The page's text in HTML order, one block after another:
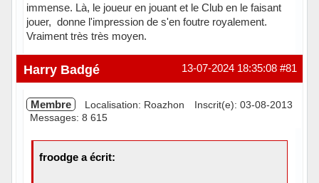
immense. Là, le joueur en jouant et le Club en le faisant
jouer, donne l'impression de s'en foutre royalement.
Vraiment très très moyen.
#81
13-07-2024 18:35:08
Harry Badgé
Membre Localisation: Roazhon
Inscrit(e): 03-08-2013
Messages: 8 615
froodge a écrit: